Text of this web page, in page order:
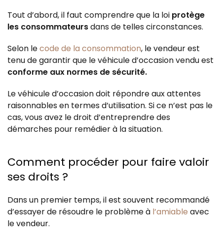
Tout d’abord, il faut comprendre que la loi protège
les consommateursdans de telles circonstances.
Selon lecode de la consommation, le vendeur est
tenu de garantir que le véhicule d’occasion vendu est
conforme aux normes de sécurité.
Le véhicule d’occasion doit répondre aux attentes
raisonnables en termes d’utilisation. Si ce n’est pas le
cas, vous avez le droit d’entreprendre des
démarches pour remédier à la situation.
Comment procéder pour faire valoir
ses droits ?
Dans un premier temps, il est souvent recommandé
d’essayer de résoudre le problème à l’amiable avec
le vendeur.